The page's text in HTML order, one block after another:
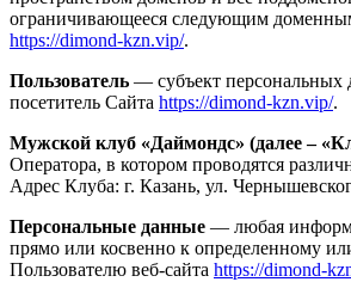
ограничивающееся следующим
https://dimond-kzn.vip/.
Пользователь — субъект
посетитель Сайта https://dimond-kzn.vip/.
Мужской клуб «Даймондс» (далее –
Оператора, в котором проводятся
Адрес Клуба: г. Казань, ул.
Персональные данные — любая
прямо или косвенно к определенному
Пользователю веб-сайта https://dimond-